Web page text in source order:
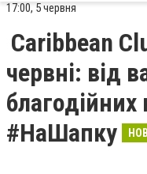
17:00, 5 червня
Caribbean
червні: від
благодійних
#НаШапку